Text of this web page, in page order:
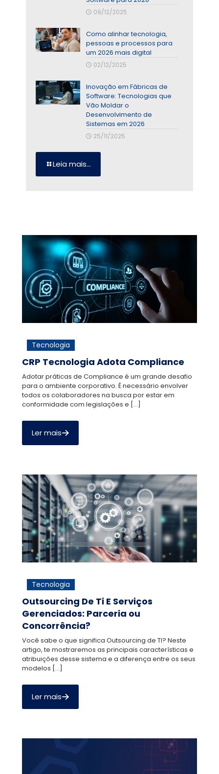
09/12/2025
Como alinhar tecnologia,
pessoas e processos para
um 2026 mais digital
02/12/2025
Inovação em Fábricas de
Software: Tecnologias que
Vão Moldar o
Desenvolvimento de
Sistemas em 2026
25/11/2025
Leia mais...
Tecnologia
CRP Tecnologia Adota Compliance
Adotar práticas de Compliance é um grande desafio
para o ambiente corporativo. É necessário envolver
todos os colaboradores na busca por estar em
conformidade com legislações e […]
Ler mais
Tecnologia
Outsourcing De Ti E Serviços
Gerenciados: Parceria ou
Concorrência?
Você sabe o que significa Outsourcing de TI? Neste
artigo, te mostraremos as principais características e
atribuições desse sistema e a diferença entre os seus
modelos […]
Ler mais